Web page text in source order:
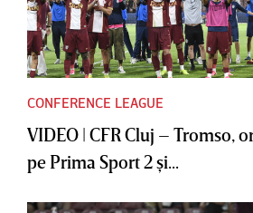
CONFERENCE LEAGUE
VIDEO | CFR Cluj – Tromso,
pe Prima Sport 2 şi...